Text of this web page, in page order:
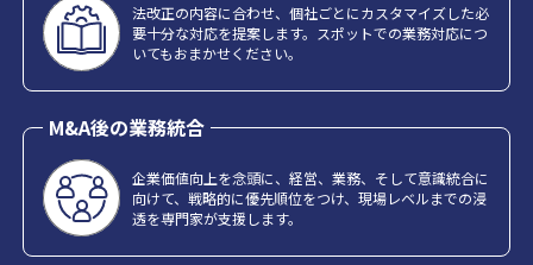
法改正の内容に合わせ、個社ごとにカスタマイズした必
要十分な対応を提案します。スポットでの業務対応につ
いてもおまかせください。
M&A後の業務統合
企業価値向上を念頭に、経営、業務、そして意識統合に
向けて、戦略的に優先順位をつけ、現場レベルまでの浸
透を専門家が支援します。